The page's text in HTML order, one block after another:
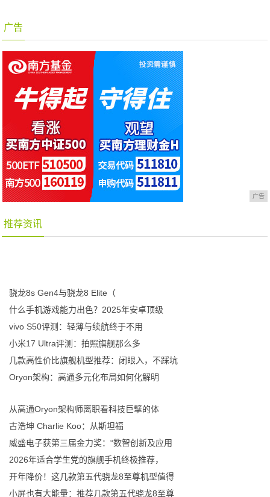
广告
广告
推荐资讯
骁龙8s Gen4与骁龙8 Elite（
什么手机游戏能力出色？2025年安卓顶级
vivo S50评测：轻薄与续航终于不用
小米17 Ultra评测：拍照旗舰那么多
几款高性价比旗舰机型推荐：闭眼入，不踩坑
Oryon架构：高通多元化布局如何化解明
从高通Oryon架构师离职看科技巨擘的体
古浩坤 Charlie Koo：从斯坦福
威盛电子获第三届金力奖：“数智创新及应用
2026年适合学生党的旗舰手机终极推荐，
开年降价！这几款第五代骁龙8至尊机型值得
小屏也有大能量：推荐几款第五代骁龙8至尊